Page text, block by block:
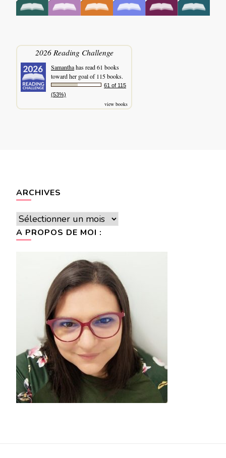
2026 Reading Challenge
Samanthahas read 61 books
toward her goal of 115 books.
61 of 115
(53%)
view books
ARCHIVES
Archives
A PROPOS DE MOI :